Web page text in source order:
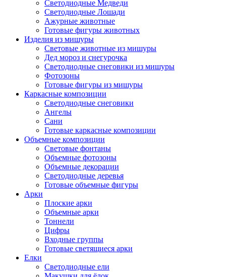
Светодиодные Медведи
Светодиодные Лошади
Ажурные животные
Готовые фигуры животных
Изделия из мишуры
Световые животные из мишуры
Дед мороз и снегурочка
Светодиодные снеговики из мишуры
Фотозоны
Готовые фигуры из мишуры
Каркасные композиции
Светодиодные снеговики
Ангелы
Сани
Готовые каркасные композиции
Объемные композиции
Световые фонтаны
Объемные фотозоны
Объемные декорации
Светодиодные деревья
Готовые объемные фигуры
Арки
Плоские арки
Объемные арки
Тоннели
Цифры
Входные группы
Готовые светящиеся арки
Елки
Светодиодные ели